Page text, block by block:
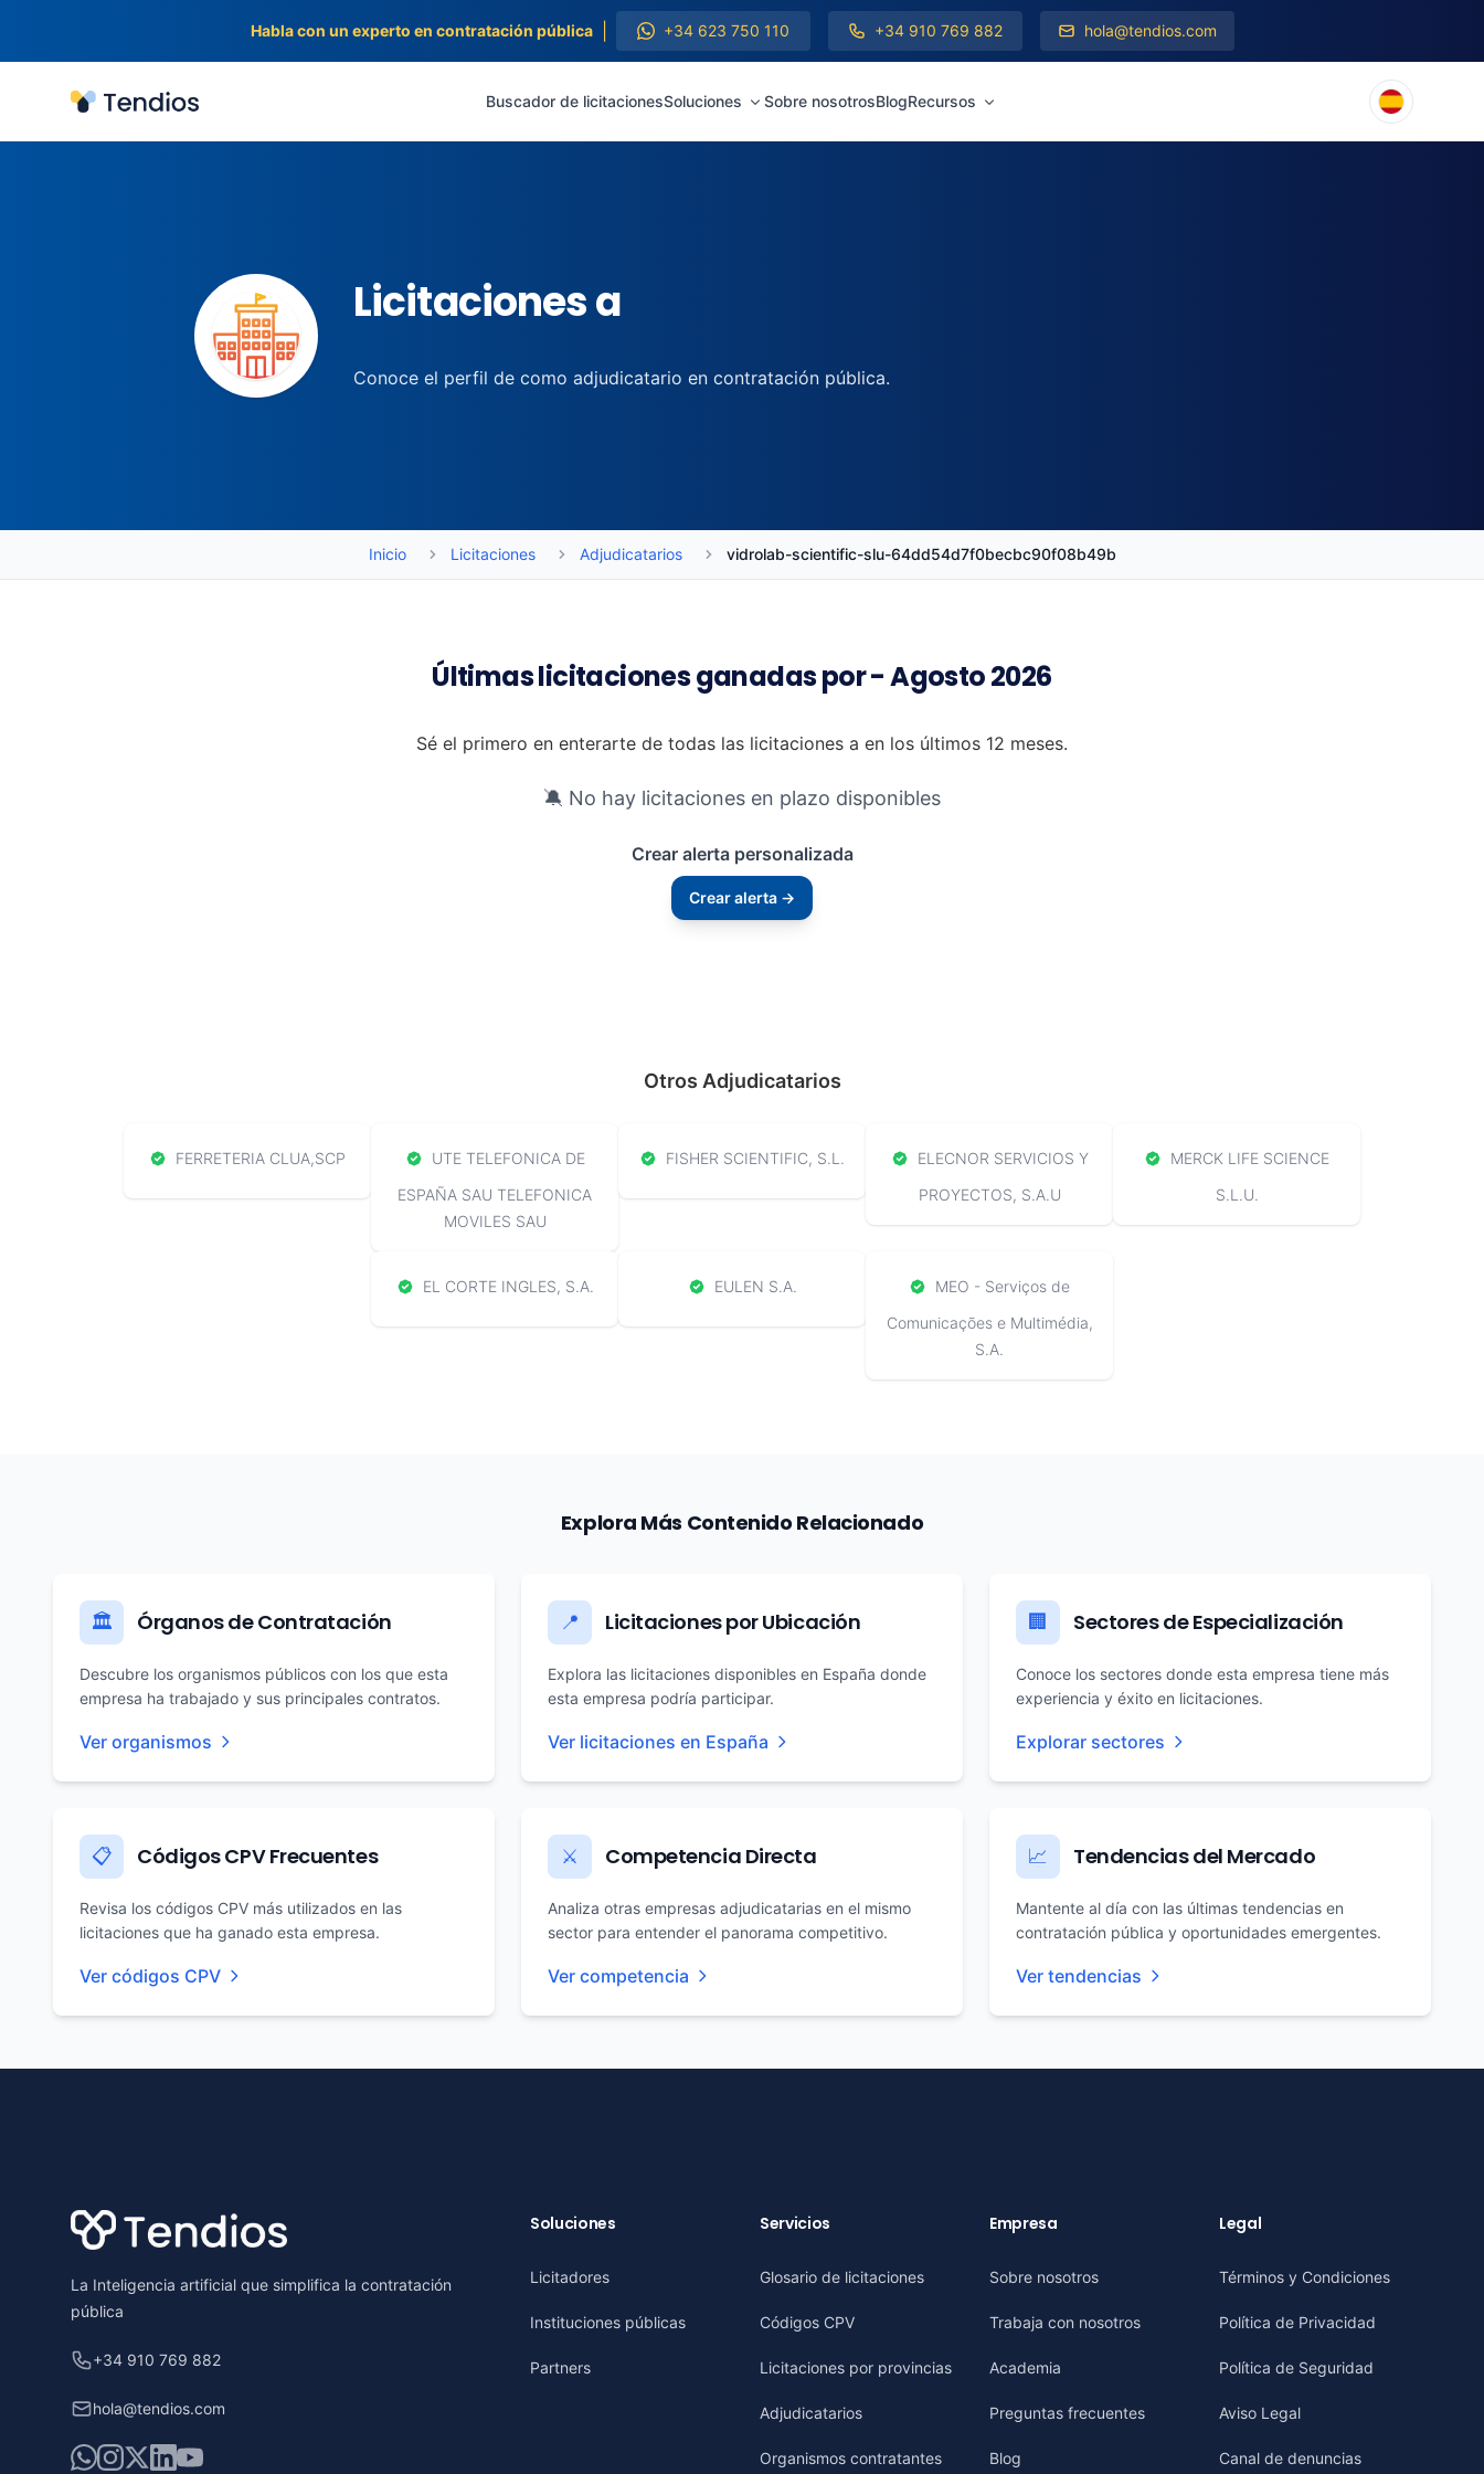
Habla con un experto en contratación pública +34 623 750 110 +34 910 769 882 hola@tendios.com
Tendios Buscador de licitacionesSoluciones Sobre nosotrosBlogRecursos
Licitaciones a
Conoce el perfil de como adjudicatario en contratación pública.
Inicio Licitaciones Adjudicatarios vidrolab-scientific-slu-64dd54d7f0becbc90f08b49b
Últimas licitaciones ganadas por - Agosto 2026
Sé el primero en enterarte de todas las licitaciones a en los últimos 12 meses.
🔕 No hay licitaciones en plazo disponibles
Crear alerta personalizada
Crear alerta →
Otros Adjudicatarios
FERRETERIA CLUA,SCP
UTE TELEFONICA DE
ESPAÑA SAU TELEFONICA
MOVILES SAU
FISHER SCIENTIFIC, S.L.
ELECNOR SERVICIOS Y
PROYECTOS, S.A.U
MERCK LIFE SCIENCE
S.L.U.
EL CORTE INGLES, S.A. EULEN S.A.
MEO - Serviços de
Comunicações e Multimédia,
S.A.
Explora Más Contenido Relacionado
🏛️ Órganos de Contratación
Descubre los organismos públicos con los que esta
empresa ha trabajado y sus principales contratos.
Ver organismos
📍 Licitaciones por Ubicación
Explora las licitaciones disponibles en España donde
esta empresa podría participar.
Ver licitaciones en España
🏢 Sectores de Especialización
Conoce los sectores donde esta empresa tiene más
experiencia y éxito en licitaciones.
Explorar sectores
📋 Códigos CPV Frecuentes
Revisa los códigos CPV más utilizados en las
licitaciones que ha ganado esta empresa.
Ver códigos CPV
⚔️ Competencia Directa
Analiza otras empresas adjudicatarias en el mismo
sector para entender el panorama competitivo.
Ver competencia
📈 Tendencias del Mercado
Mantente al día con las últimas tendencias en
contratación pública y oportunidades emergentes.
Ver tendencias
La Inteligencia artificial que simplifica la contratación
pública
+34 910 769 882
hola@tendios.com
WhatsApp
Instagram
X LinkedIn
YouTube
Soluciones
Licitadores
Instituciones públicas
Partners
Servicios
Glosario de licitaciones
Códigos CPV
Licitaciones por provincias
Adjudicatarios
Organismos contratantes
Empresa
Sobre nosotros
Trabaja con nosotros
Academia
Preguntas frecuentes
Blog
Legal
Términos y Condiciones
Política de Privacidad
Política de Seguridad
Aviso Legal
Canal de denuncias